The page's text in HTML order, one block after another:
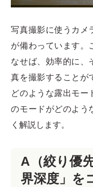
写真撮影に使うカメ
が備わっています。
なせば、効率的に、
真を撮影することが
どのような露出モー
のモードがどのよう
く解説します。
A（絞り優
界深度」を